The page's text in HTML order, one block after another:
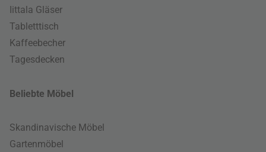
Iittala Gläser
Tabletttisch
Kaffeebecher
Tagesdecken
Beliebte Möbel
Skandinavische Möbel
Gartenmöbel